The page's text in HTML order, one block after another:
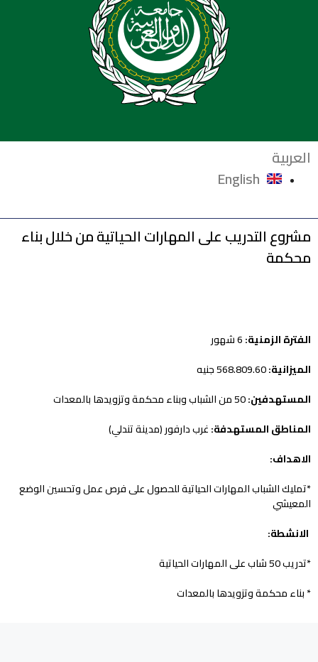
العربية
English
مشروع التدريب على المهارات الحياتية من خلال بناء
محكمة
الفترة الزمنية:6 شهور
الميزانية:568.809.60 جنيه
المستهدفين:50 من الشباب وبناء محكمة وتزويدها بالمعدات
المناطق المستهدفة:غرب دارفور (مدينة تندلي)
الاهداف:
*تمليك الشباب المهارات الحياتية للحصول على فرص عمل وتحسين الوضع
المعيشي
الانشطة:
*تدريب 50 شاب على المهارات الحياتية
* بناء محكمة وتزويدها بالمعدات